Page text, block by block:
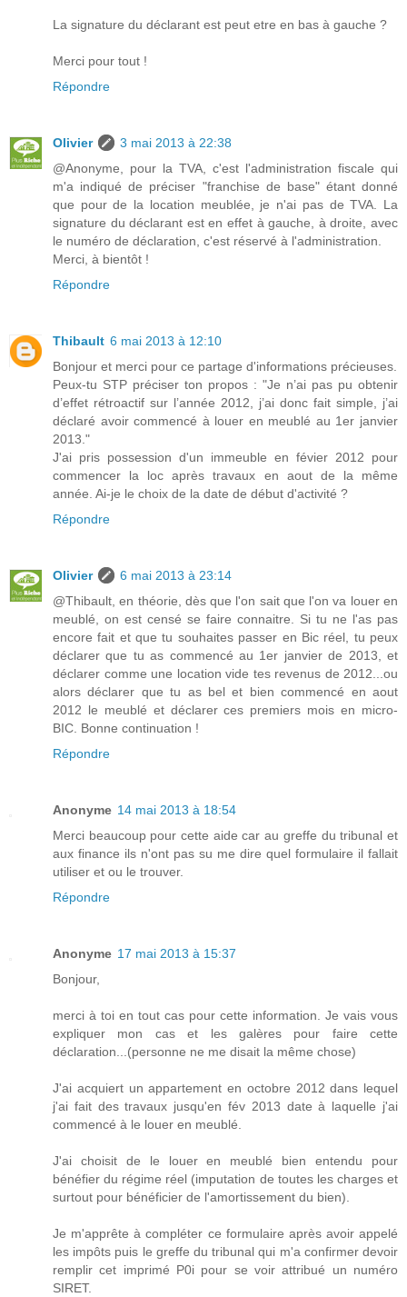
La signature du déclarant est peut etre en bas à gauche ?
Merci pour tout !
Répondre
Olivier
3 mai 2013 à 22:38
@Anonyme, pour la TVA, c'est l'administration fiscale qui
m'a indiqué de préciser "franchise de base" étant donné
que pour de la location meublée, je n'ai pas de TVA. La
signature du déclarant est en effet à gauche, à droite, avec
le numéro de déclaration, c'est réservé à l'administration.
Merci, à bientôt !
Répondre
Thibault 6 mai 2013 à 12:10
Bonjour et merci pour ce partage d'informations précieuses.
Peux-tu STP préciser ton propos : "Je n’ai pas pu obtenir
d’effet rétroactif sur l’année 2012, j’ai donc fait simple, j’ai
déclaré avoir commencé à louer en meublé au 1er janvier
2013."
J'ai pris possession d'un immeuble en févier 2012 pour
commencer la loc après travaux en aout de la même
année. Ai-je le choix de la date de début d'activité ?
Répondre
Olivier
6 mai 2013 à 23:14
@Thibault, en théorie, dès que l'on sait que l'on va louer en
meublé, on est censé se faire connaitre. Si tu ne l'as pas
encore fait et que tu souhaites passer en Bic réel, tu peux
déclarer que tu as commencé au 1er janvier de 2013, et
déclarer comme une location vide tes revenus de 2012...ou
alors déclarer que tu as bel et bien commencé en aout
2012 le meublé et déclarer ces premiers mois en micro-
BIC. Bonne continuation !
Répondre
Anonyme 14 mai 2013 à 18:54
Merci beaucoup pour cette aide car au greffe du tribunal et
aux finance ils n'ont pas su me dire quel formulaire il fallait
utiliser et ou le trouver.
Répondre
Anonyme 17 mai 2013 à 15:37
Bonjour,
merci à toi en tout cas pour cette information. Je vais vous
expliquer mon cas et les galères pour faire cette
déclaration...(personne ne me disait la même chose)
J'ai acquiert un appartement en octobre 2012 dans lequel
j'ai fait des travaux jusqu'en fév 2013 date à laquelle j'ai
commencé à le louer en meublé.
J'ai choisit de le louer en meublé bien entendu pour
bénéfier du régime réel (imputation de toutes les charges et
surtout pour bénéficier de l'amortissement du bien).
Je m'apprête à compléter ce formulaire après avoir appelé
les impôts puis le greffe du tribunal qui m'a confirmer devoir
remplir cet imprimé P0i pour se voir attribué un numéro
SIRET.